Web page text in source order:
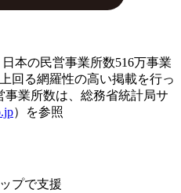
本の民営事業所数516万事業
回る網羅性の高い掲載を行っ
業所数は、総務省統計局サ
）を参照
プで支援